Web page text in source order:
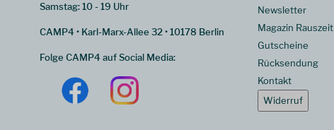
Samstag: 10 - 19 Uhr
CAMP4 • Karl-Marx-Allee 32 • 10178 Berlin
Folge CAMP4 auf Social Media:
Newsletter
Magazin Rauszeit
Gutscheine
Rücksendung
Kontakt
Widerruf